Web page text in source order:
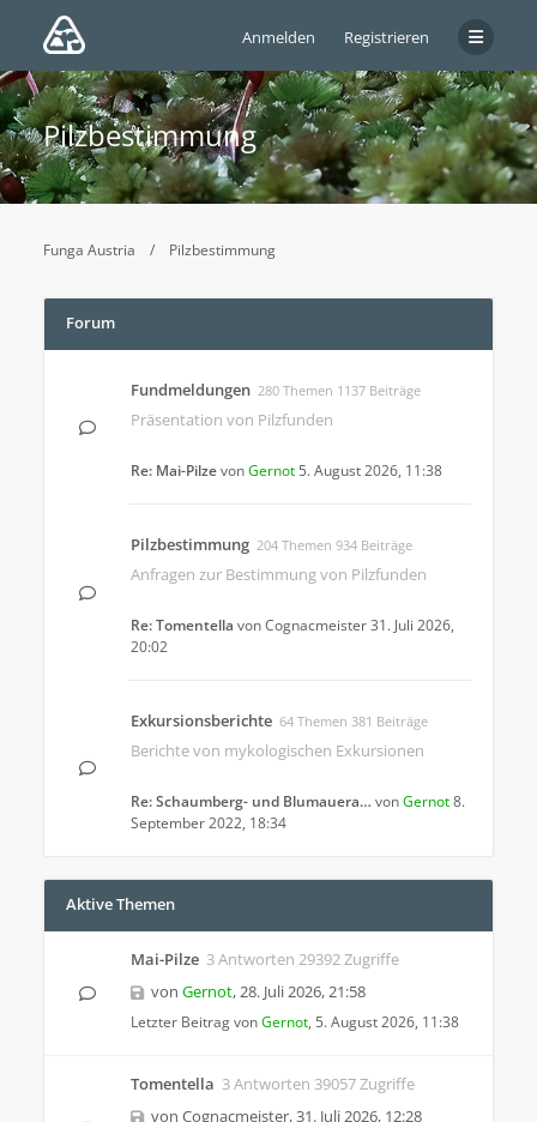
Anmelden Registrieren
Pilzbestimmung
Funga Austria Pilzbestimmung
Forum
Fundmeldungen 280 Themen 1137 Beiträge
Präsentation von Pilzfunden
Re: Mai-PilzevonGernot 5. August 2026, 11:38
Pilzbestimmung 204 Themen 934 Beiträge
Anfragen zur Bestimmung von Pilzfunden
Re: Tomentella vonCognacmeister31. Juli 2026,
20:02
Exkursionsberichte 64 Themen 381 Beiträge
Berichte von mykologischen Exkursionen
Re: Schaumberg- und Blumauera… vonGernot8.
September 2022, 18:34
Aktive Themen
Mai-Pilze 3 Antworten 29392 Zugriffe
von Gernot,28. Juli 2026, 21:58
Letzter Beitrag vonGernot, 5. August 2026, 11:38
Tomentella 3 Antworten 39057 Zugriffe
von Cognacmeister,31. Juli 2026, 12:28